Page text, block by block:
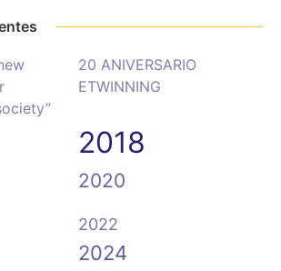
20 ANIVERSARIO
ETWINNING
2018
2020
2022
2024